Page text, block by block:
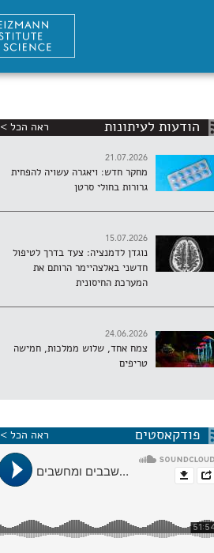
הודעות לעיתונות ראה הכל >
21.07.2026
מחקר חדש: ויאגרה עשויה להפחית
גרורות בחולי סרטן
15.07.2026
נוגדן לדמנציה: צעד בדרך לטיפול
חדשני באלצהיימר הרותם את
המערכת החיסונית
24.06.2026
צמח אחד, שלוש ממלכות, חמישה
טריפים
פודקאסטים ראה הכל >